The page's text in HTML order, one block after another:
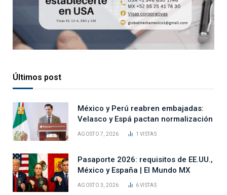
Últimos post
México y Perú reabren embajadas:
Velasco y Espá pactan normalización
AGOSTO 7, 2026 1VISTAS
Pasaporte 2026: requisitos de EE.UU.,
México y España | El Mundo MX
AGOSTO 3, 2026 6VISTAS